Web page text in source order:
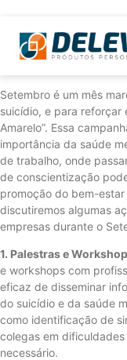
Setembro é um mês
suicídio, e para reforçar
Amarelo”. Essa
importância da saúde
de trabalho, onde
de conscientização
promoção do bem-
discutiremos algumas
empresas durante o
1. Palestras e
e workshops com
eficaz de disseminar
do suicídio e da saúde
como identificação de
colegas em
necessário.